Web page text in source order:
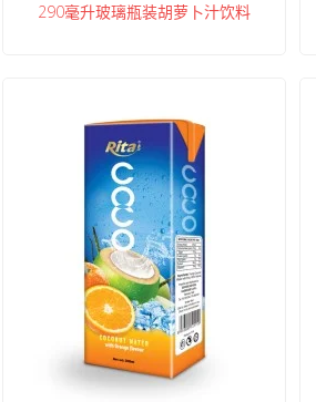
290毫升玻璃瓶装胡萝卜汁饮料